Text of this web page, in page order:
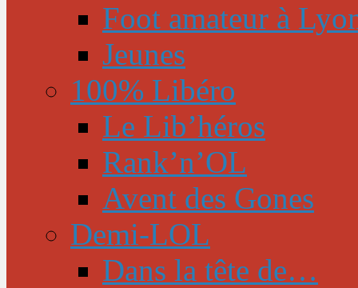
Foot amateur à
Jeunes
100% Libéro
Le Lib’héros
Rank’n’OL
Avent des Gones
Demi-LOL
Dans la tête de…